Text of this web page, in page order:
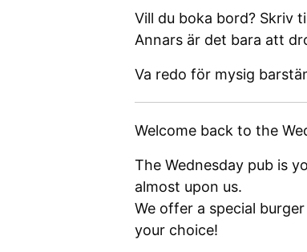
Vill du boka bord? Skriv
Annars är det bara att
Va redo för mysig
Welcome back to the
The Wednesday pub is
almost upon us.
We offer a special
your choice!